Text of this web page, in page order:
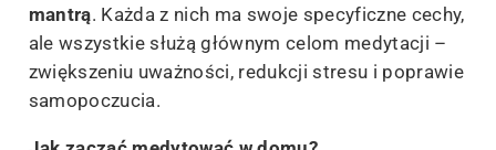
mantrą. Każda z nich ma swoje specyficzne cechy,
ale wszystkie służą głównym celom medytacji –
zwiększeniu uważności, redukcji stresu i poprawie
samopoczucia.